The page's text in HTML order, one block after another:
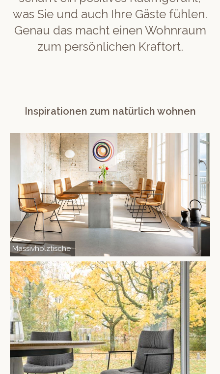
was Sie und auch Ihre Gäste fühlen.
Genau das macht einen Wohnraum
zum persönlichen Kraftort.
Inspirationen zum natürlich wohnen
Massivholztische